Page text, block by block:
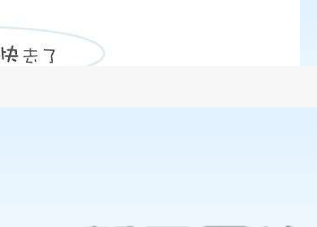
名制的影响-尊龙凯时